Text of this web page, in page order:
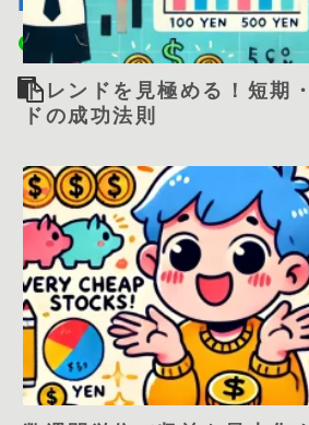
トレンドを見極める！短期
ドの成功法則